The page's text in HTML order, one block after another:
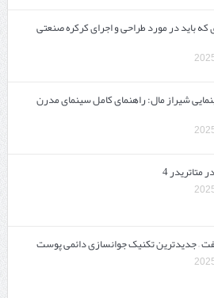
باید در مورد طراحی و اجرای کرکره صنعتی
شیراز مال: راهنمای کامل سینمای مدرن
متاتریدر 4
– جدیدترین تکنیک جوانسازی دائمی پوست